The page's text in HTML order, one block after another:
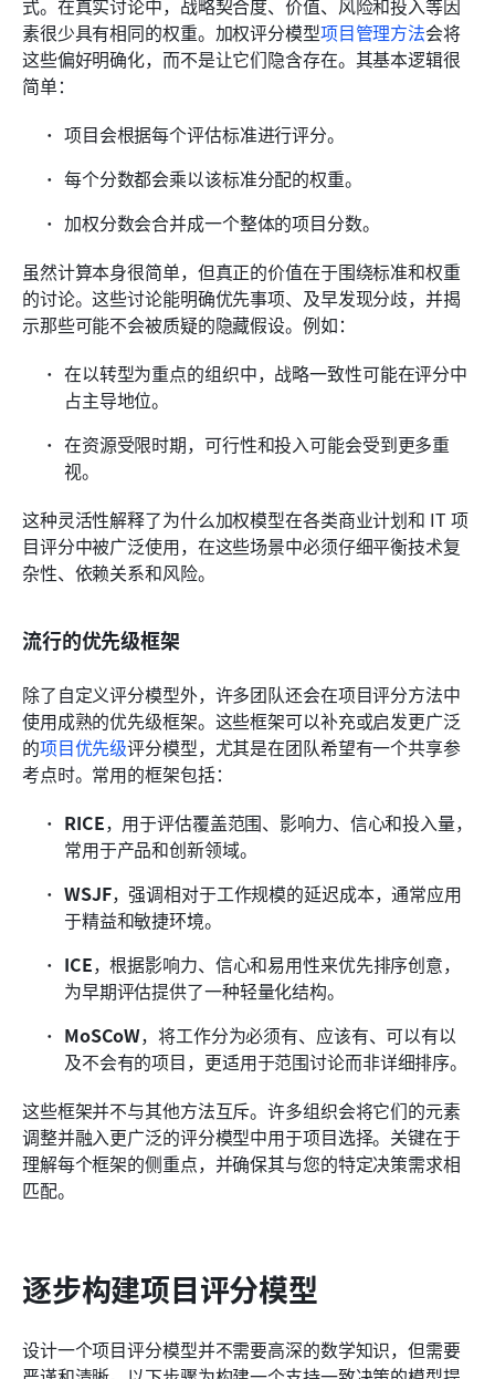
式。在真实讨论中，战略契合度、价值、风险和投入等因
素很少具有相同的权重。加权评分模型项目管理方法会将
这些偏好明确化，而不是让它们隐含存在。其基本逻辑很
简单：
项目会根据每个评估标准进行评分。
每个分数都会乘以该标准分配的权重。
加权分数会合并成一个整体的项目分数。
虽然计算本身很简单，但真正的价值在于围绕标准和权重
的讨论。这些讨论能明确优先事项、及早发现分歧，并揭
示那些可能不会被质疑的隐藏假设。例如：
在以转型为重点的组织中，战略一致性可能在评分中
占主导地位。
在资源受限时期，可行性和投入可能会受到更多重
视。
这种灵活性解释了为什么加权模型在各类商业计划和 IT 项
目评分中被广泛使用，在这些场景中必须仔细平衡技术复
杂性、依赖关系和风险。
流行的优先级框架
除了自定义评分模型外，许多团队还会在项目评分方法中
使用成熟的优先级框架。这些框架可以补充或启发更广泛
的项目优先级评分模型，尤其是在团队希望有一个共享参
考点时。常用的框架包括：
RICE，用于评估覆盖范围、影响力、信心和投入量，
常用于产品和创新领域。
WSJF，强调相对于工作规模的延迟成本，通常应用
于精益和敏捷环境。
ICE，根据影响力、信心和易用性来优先排序创意，
为早期评估提供了一种轻量化结构。
MoSCoW，将工作分为必须有、应该有、可以有以
及不会有的项目，更适用于范围讨论而非详细排序。
这些框架并不与其他方法互斥。许多组织会将它们的元素
调整并融入更广泛的评分模型中用于项目选择。关键在于
理解每个框架的侧重点，并确保其与您的特定决策需求相
匹配。
逐步构建项目评分模型
设计一个项目评分模型并不需要高深的数学知识，但需要